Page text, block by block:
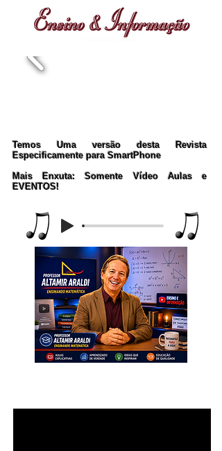
Temos Uma versão desta Revista
Especificamente para SmartPhone
Mais Enxuta: Somente Vídeo Aulas e
EVENTOS!